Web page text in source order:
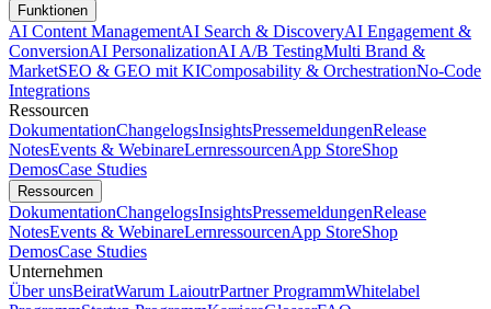
Funktionen
AI Content ManagementAI Search & DiscoveryAI Engagement &
ConversionAI PersonalizationAI A/B TestingMulti Brand &
MarketSEO & GEO mit KIComposability & OrchestrationNo-Code
Integrations
Ressourcen
DokumentationChangelogsInsightsPressemeldungenRelease
NotesEvents & WebinareLernressourcenApp StoreShop
DemosCase Studies
Ressourcen
DokumentationChangelogsInsightsPressemeldungenRelease
NotesEvents & WebinareLernressourcenApp StoreShop
DemosCase Studies
Unternehmen
Über unsBeiratWarum LaioutrPartner ProgrammWhitelabel